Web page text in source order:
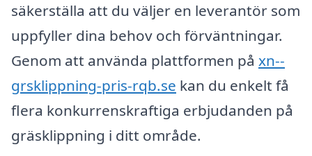
säkerställa att du väljer en leverantör som
uppfyller dina behov och förväntningar.
Genom att använda plattformen på xn--
grsklippning-pris-rqb.se kan du enkelt få
flera konkurrenskraftiga erbjudanden på
gräsklippning i ditt område.